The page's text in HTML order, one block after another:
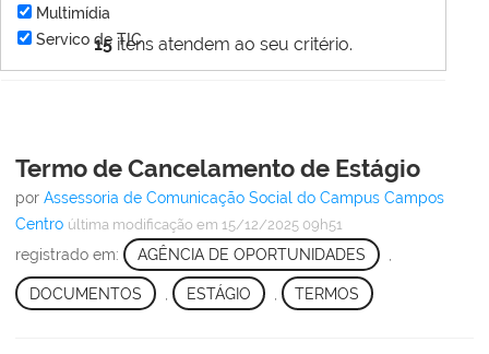
15 itens atendem ao seu critério.
Multimídia
Servico de TIC
Termo de Cancelamento de Estágio
por Assessoria de Comunicação Social do Campus Campos
Centro última modificação em 15/12/2025 09h51
registrado em: AGÊNCIA DE OPORTUNIDADES
DOCUMENTOS ESTÁGIO TERMOS